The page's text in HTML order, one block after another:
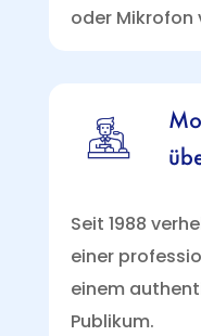
oder Mikrofon
Seit 1988
einer
einem
Publikum.